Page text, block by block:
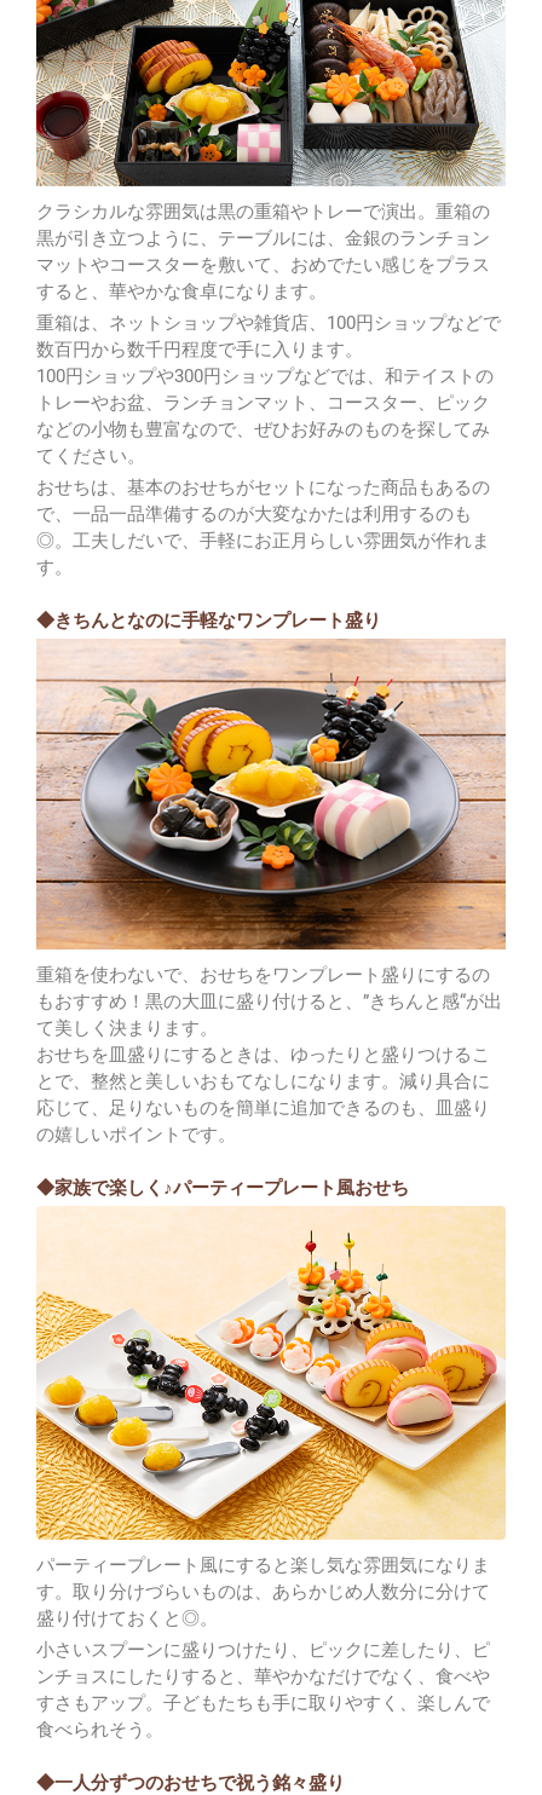
クラシカルな雰囲気は黒の重箱やトレーで演出。重箱の
黒が引き立つように、テーブルには、金銀のランチョン
マットやコースターを敷いて、おめでたい感じをプラス
すると、華やかな食卓になります。
重箱は、ネットショップや雑貨店、100円ショップなどで
数百円から数千円程度で手に入ります。
100円ショップや300円ショップなどでは、和テイストの
トレーやお盆、ランチョンマット、コースター、ピック
などの小物も豊富なので、ぜひお好みのものを探してみ
てください。
おせちは、基本のおせちがセットになった商品もあるの
で、一品一品準備するのが大変なかたは利用するのも
◎。工夫しだいで、手軽にお正月らしい雰囲気が作れま
す。
◆きちんとなのに手軽なワンプレート盛り
重箱を使わないで、おせちをワンプレート盛りにするの
もおすすめ！黒の大皿に盛り付けると、”きちんと感“が出
て美しく決まります。
おせちを皿盛りにするときは、ゆったりと盛りつけるこ
とで、整然と美しいおもてなしになります。減り具合に
応じて、足りないものを簡単に追加できるのも、皿盛り
の嬉しいポイントです。
◆家族で楽しく♪パーティープレート風おせち
パーティープレート風にすると楽し気な雰囲気になりま
す。取り分けづらいものは、あらかじめ人数分に分けて
盛り付けておくと◎。
小さいスプーンに盛りつけたり、ピックに差したり、ピ
ンチョスにしたりすると、華やかなだけでなく、食べや
すさもアップ。子どもたちも手に取りやすく、楽しんで
食べられそう。
◆一人分ずつのおせちで祝う銘々盛り